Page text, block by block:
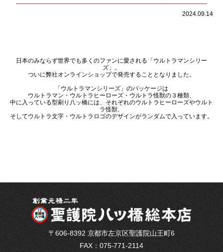
2024.09.14
日本のみならず世界でも多くのファンに愛される「ウルトラマンシリー
ズ」。
ついに弊社オンラインショップで発売することとなりました。
「ウルトラマンシリーズ」のパッケージは
ウルトラマン・ウルトラヒーローズ・ウルトラ怪獣の３種類、
中に入っている型刷り八ッ橋には、それぞれのウルトラヒーローズやウルト
ラ怪獣、
そしてウルトラ文字・ウルトラロゴのデザインがランダムで入っています。
〒606-8392 京都市左京区聖護院山王町6
FAX：075-771-2114